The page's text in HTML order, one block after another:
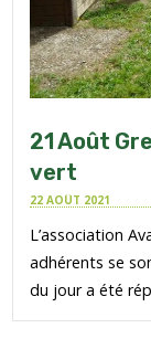
21 Août
vert
22 AOÛT 2021
L’association
adhérents se
du jour a été